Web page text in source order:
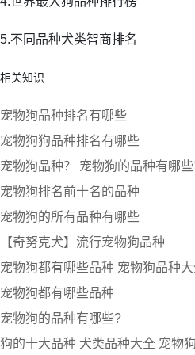
5.不同品种犬类智商排名
相关知识
宠物狗品种排名有哪些
宠物狗狗品种排名有哪些
宠物狗品种？ 宠物狗的品种有哪些
宠物狗排名前十名的品种
宠物狗的所有品种有哪些
【奇努克犬】流行宠物狗品种
宠物狗都有哪些品种 宠物狗品种
宠物狗都有哪些品种
宠物狗的品种有哪些?
狗的十大品种 犬类品种大全 宠物